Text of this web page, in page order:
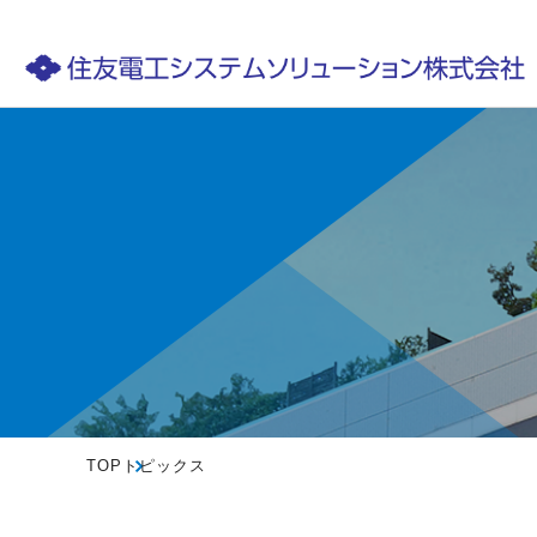
TOP トピックス